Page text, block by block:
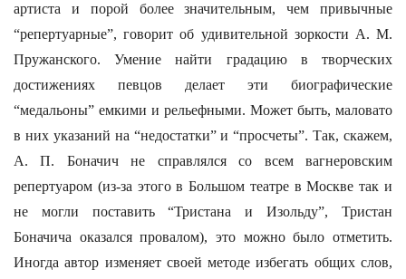
артиста и порой более значительным, чем привычные
“репертуарные”, говорит об удивительной зоркости А. М.
Пружанского. Умение найти градацию в творческих
достижениях певцов делает эти биографические
“медальоны” емкими и рельефными. Может быть, маловато
в них указаний на “недостатки” и “просчеты”. Так, скажем,
А. П. Боначич не справлялся со всем вагнеровским
репертуаром (из-за этого в Большом театре в Москве так и
не могли поставить “Тристана и Изольду”, Тристан
Боначича оказался провалом), это можно было отметить.
Иногда автор изменяет своей методе избегать общих слов,